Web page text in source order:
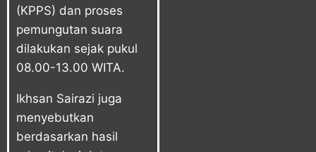
(KPPS) dan proses
pemungutan suara
dilakukan sejak pukul
08.00-13.00 WITA.
Ikhsan Sairazi juga
menyebutkan
berdasarkan hasil